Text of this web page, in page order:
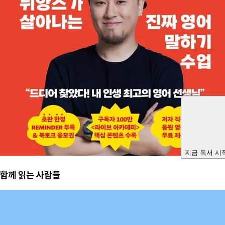
지금 독서 시
함께 읽는 사람들